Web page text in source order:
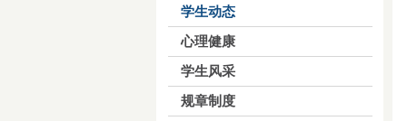
学生动态
心理健康
学生风采
规章制度